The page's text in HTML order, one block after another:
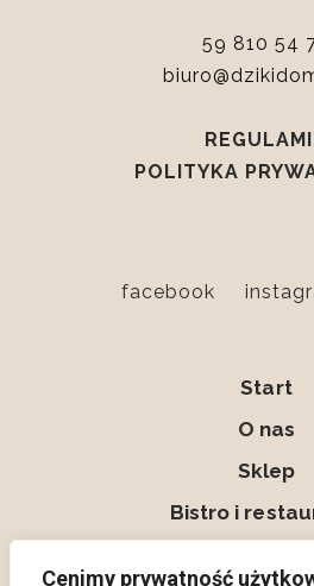
Cenimy prywatność
59 810 54
POLITYKA
facebook
Start
O nas
Sklep
Bistro i